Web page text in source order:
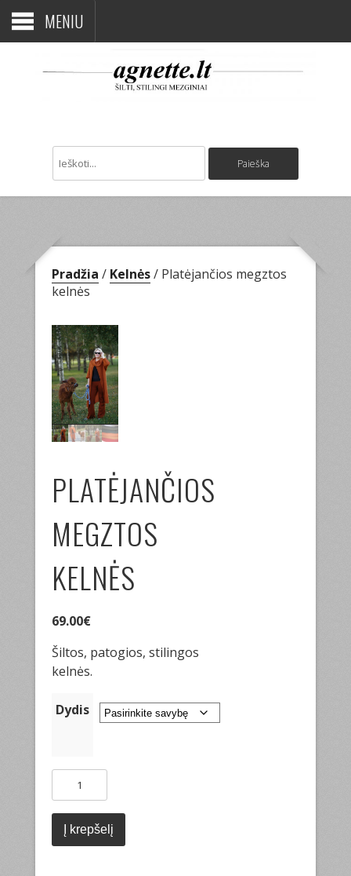
MENIU
Pradžia / Kelnės/ Platėjančios megztos
kelnės
PLATĖJANČIOS
MEGZTOS
KELNĖS
69.00€
Šiltos, patogios, stilingos
kelnės.
Dydis
produkto
kiekis:
Platėjančios
megztos
kelnės
Į krepšelį